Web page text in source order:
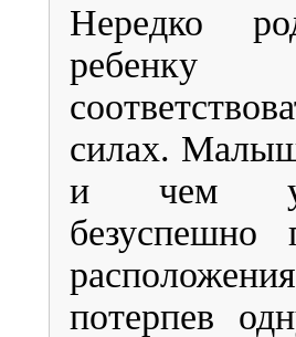
​Нередко
силах.
и чем
безуспешно
потерпев